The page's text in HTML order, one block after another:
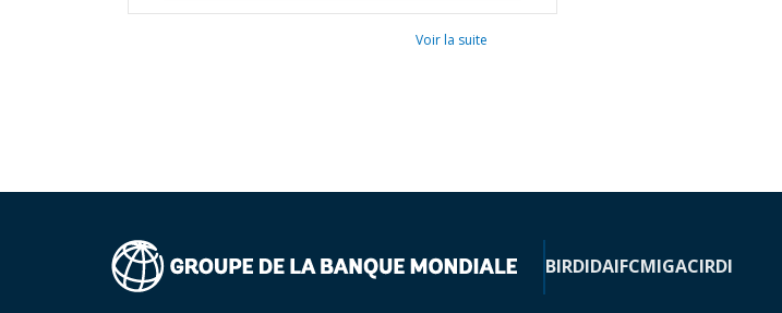
Voir la suite
BIRDIDAIFCMIGACIRDI